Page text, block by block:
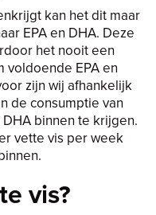
kan het dit maar
EPA en DHA. Deze
het nooit een
voldoende EPA en
zijn wij afhankelijk
de consumptie van
binnen te krijgen.
vette vis per week
vis?